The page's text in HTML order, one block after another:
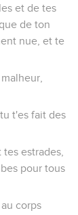
et de tes
de ton
nue, et te
t'es fait des
estrades,
pour tous
corps